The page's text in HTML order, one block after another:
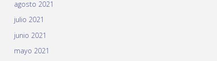
agosto 2021
julio 2021
junio 2021
mayo 2021